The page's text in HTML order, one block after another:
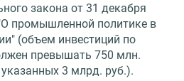
закона от 31 декабря
промышленной политике в
(объем инвестиций по
превышать 750 млн.
3 млрд. руб.).